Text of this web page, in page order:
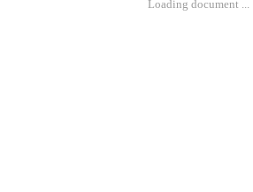
Loading document ...